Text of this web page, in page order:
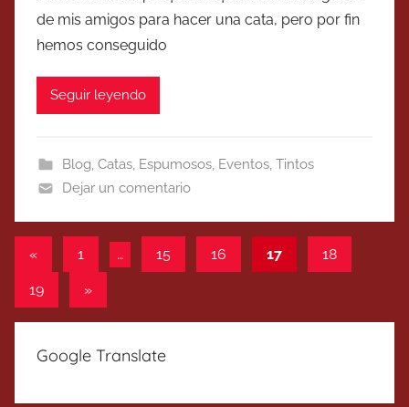
de mis amigos para hacer una cata, pero por fin
hemos conseguido
Seguir leyendo
Blog, Catas, Espumosos, Eventos, Tintos
Dejar un comentario
Paginación
de
entradas
«Entradas
1 … 15 16 17 18
19
Entradas
»
Google Translate